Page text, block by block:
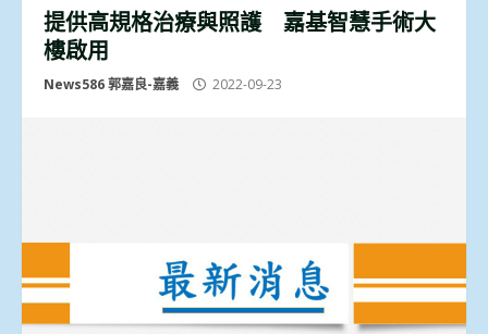
提供高規格治療與照護 嘉基智慧手術大
樓啟用
News586 郭嘉良-嘉義 2022-09-23